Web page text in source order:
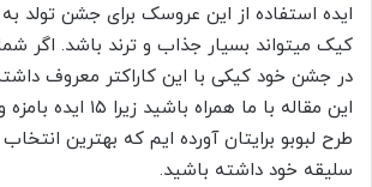
ایده استفاده از این عروسک برای جشن تولد
کیک میتواند بسیار جذاب و ترند باشد. اگر
در جشن خود کیکی با این کاراکتر معروف
این مقاله با ما همراه
طرح لبوبو برایتان آورده ایم که بهترین
سلیقه خود داشته باشید.